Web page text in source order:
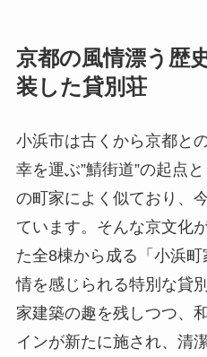
京都の風情漂う歴
装した貸別荘
小浜市は古くから京都と
幸を運ぶ”鯖街道”の起点
の町家によく似ており、
ています。そんな京文化
た全8棟から成る「小浜
情を感じられる特別な貸
家建築の趣を残しつつ、
インが新たに施され、清